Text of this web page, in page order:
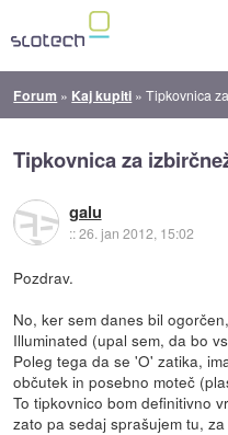
Forum » Kaj kupiti »Tipkovnica
Tipkovnica za
galu
::26. jan 2012, 15:02
Pozdrav.
No, ker sem danes bil
Illuminated (upal sem, da bo
Poleg tega da se 'O' zatika,
občutek in posebno moteč
To tipkovnico bom definitivno
zato pa sedaj sprašujem tu,